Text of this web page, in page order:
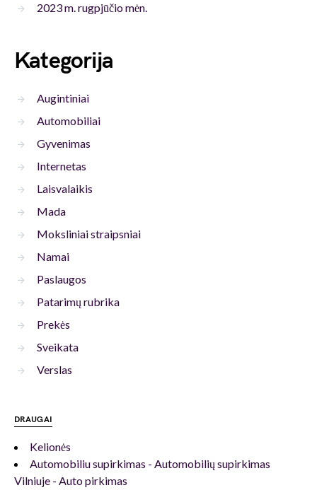
2023 m. rugpjūčio mėn.
Kategorija
Augintiniai
Automobiliai
Gyvenimas
Internetas
Laisvalaikis
Mada
Moksliniai straipsniai
Namai
Paslaugos
Patarimų rubrika
Prekės
Sveikata
Verslas
DRAUGAI
Kelionės
Automobiliu supirkimas - Automobilių supirkimas
Vilniuje - Auto pirkimas